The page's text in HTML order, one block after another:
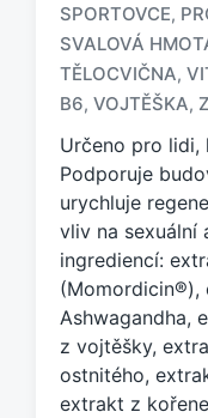
z
n
a
č
n
o
t
a
g
e
m
:
SPORTOVCE,
SVALOVÁ
TĚLOCVIČNA,
B6, VOJTĚŠKA,
Určeno pro
Podporuje
urychluje
vliv na sexuální
ingrediencí:
(Momordicin®),
Ashwagandha,
z vojtěšky,
ostnitého,
extrakt z